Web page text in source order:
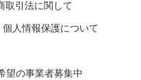
取引法に関して
個人情報保護について
望の事業者募集中